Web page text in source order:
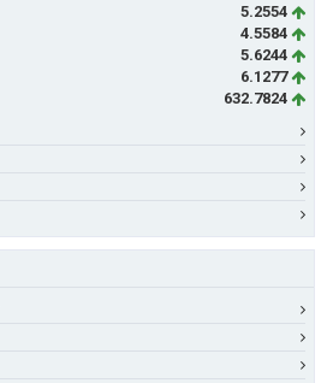
5.2554
4.5584
5.6244
6.1277
632.7824